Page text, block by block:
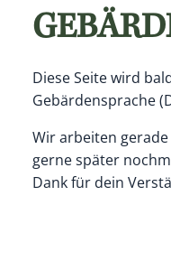
Diese Seite wird
Gebärdensprache
Wir arbeiten
gerne später
Dank für dein